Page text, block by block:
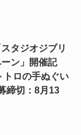
タジオジブリ
ン」開催記
トロの手ぬぐい
締切：8月13